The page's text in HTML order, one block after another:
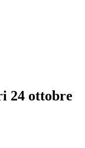
24 ottobre